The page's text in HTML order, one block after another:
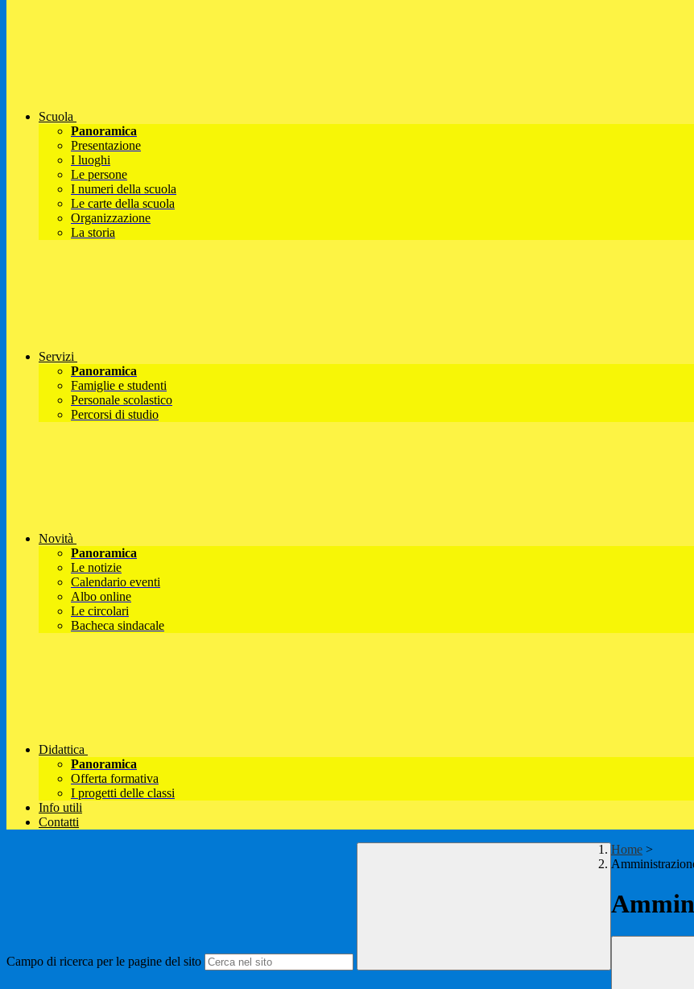
Scuola
Panoramica
Presentazione
I luoghi
Le persone
I numeri della scuola
Le carte della scuola
Organizzazione
La storia
Servizi
Panoramica
Famiglie e studenti
Personale scolastico
Percorsi di studio
Novità
Panoramica
Le notizie
Calendario eventi
Albo online
Le circolari
Bacheca sindacale
Didattica
Panoramica
Offerta formativa
I progetti delle classi
Info utili
Contatti
Campo di ricerca per le pagine del sito
Home >